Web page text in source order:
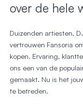
over de hele
Duizenden artiesten,
vertrouwen Fansoria
kopen. Ervaring,
ons een van de
gemaakt. Nu is het
te betreden.